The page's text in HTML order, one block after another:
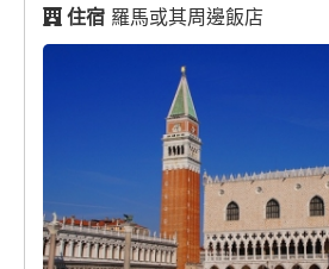
住宿 羅馬或其周邊飯店